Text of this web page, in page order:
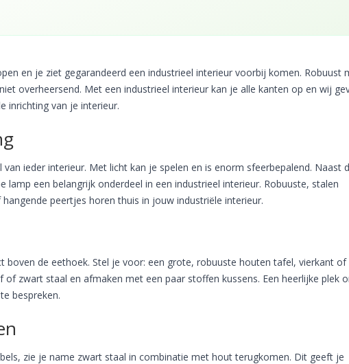
en je ziet gegarandeerd een industrieel interieur voorbij komen. Robuust
overheersend. Met een industrieel interieur kan je alle kanten op en wij
inrichting van je interieur.
ieder interieur. Met licht kan je spelen en is enorm sfeerbepalend. Naast
lamp een belangrijk onderdeel in een industrieel interieur. Robuuste, stalen
peertjes horen thuis in jouw industriële interieur.
boven de eethoek. Stel je voor: een grote, robuuste houten tafel, vierkant of
zwart staal en afmaken met een paar stoffen kussens. Een heerlijke plek
bespreken.
zie je name zwart staal in combinatie met hout terugkomen. Dit geeft je